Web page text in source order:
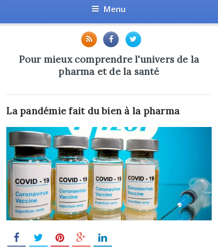
Menu
Pour mieux comprendre l'univers de la
pharma et de la santé
La pandémie fait du bien à la pharma